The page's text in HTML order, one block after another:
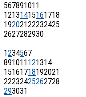
567891011
12131415161718
19202122232425
2627282930
1234567
891011121314
15161718192021
22232425262728
293031